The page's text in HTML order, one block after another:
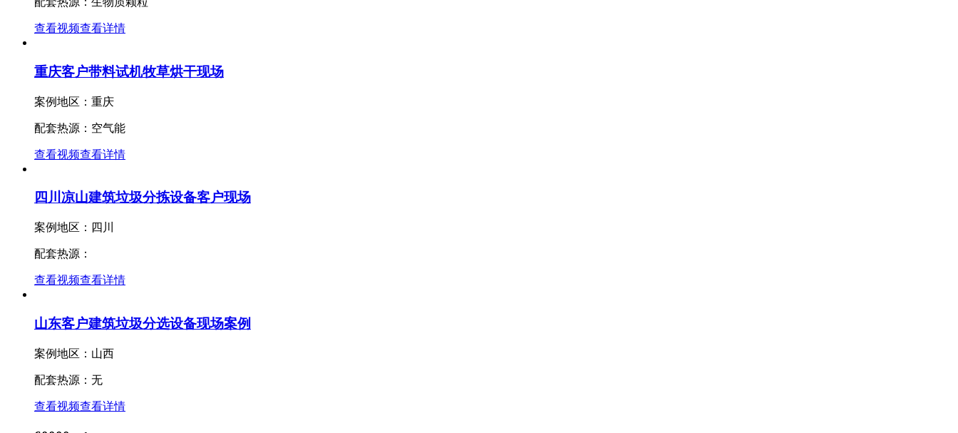
查看视频查看详情
重庆客户带料试机牧草烘干现场
案例地区：重庆
配套热源：空气能
查看视频查看详情
四川凉山建筑垃圾分拣设备客户现场
案例地区：四川
配套热源：
查看视频查看详情
山东客户建筑垃圾分选设备现场案例
案例地区：山西
配套热源：无
查看视频查看详情